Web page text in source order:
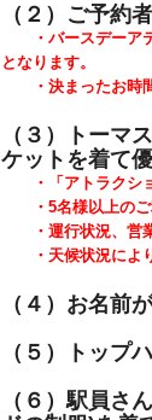
（２）ご予約
・バースデーアテ
となります。
・決まったお時間
（３）トーマ
ケットを着て
・「アトラクショ
・5名様以上の
・運行状況、営業
・天候状況により
（４）お名前
（５）トップ
（６）駅員さ